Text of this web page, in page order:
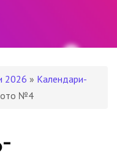
2026 » Календари-
№4